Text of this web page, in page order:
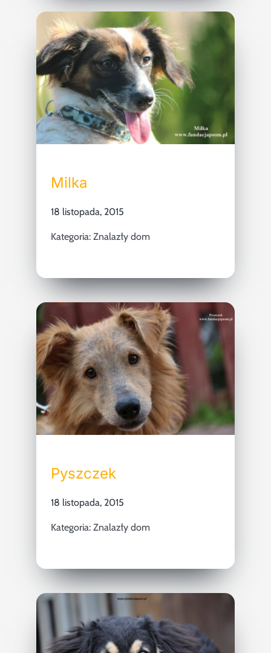
Milka
18 listopada, 2015
Kategoria: Znalazły dom
Pyszczek
18 listopada, 2015
Kategoria: Znalazły dom